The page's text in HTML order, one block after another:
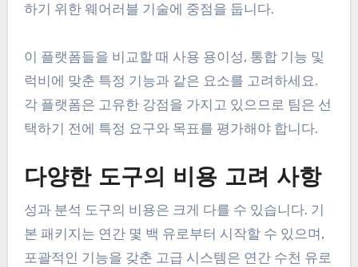
하기 위한 웨어러블 기술에 중점을 둡니다.
이 플랫폼들을 비교할 때 사용 용이성, 통합 기능 및
럭비에 맞춘 특정 기능과 같은 요소를 고려하세요.
각 플랫폼은 고유한 강점을 가지고 있으므로 팀은 선
택하기 전에 특정 요구와 목표를 평가해야 합니다.
다양한 도구의 비용 고려 사항
성과 분석 도구의 비용은 크게 다를 수 있습니다. 기
본 패키지는 연간 몇 백 유로부터 시작할 수 있으며,
포괄적인 기능을 갖춘 고급 시스템은 연간 수천 유로